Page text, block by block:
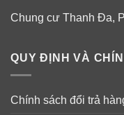
bệnh trĩ.
✓ Thu nhỏ mô sưng
✓Hoạt động ngay lập
Chung cư Thanh Đa,
QUY ĐỊNH VÀ
Chính sách đổi trả